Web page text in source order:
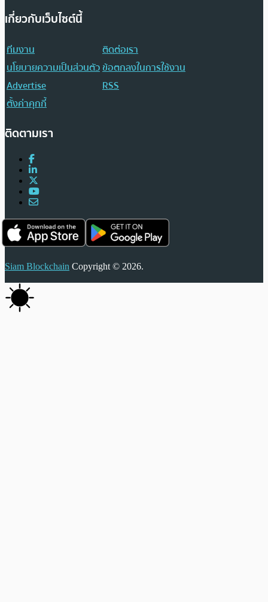
เกี่ยวกับเว็บไซต์นี้
ทีมงาน
ติดต่อเรา
นโยบายความเป็นส่วนตัวข้อตกลงในการใช้งาน
Advertise
RSS
ตั้งค่าคุกกี้
ติดตามเรา
Siam Blockchain Copyright © 2026.